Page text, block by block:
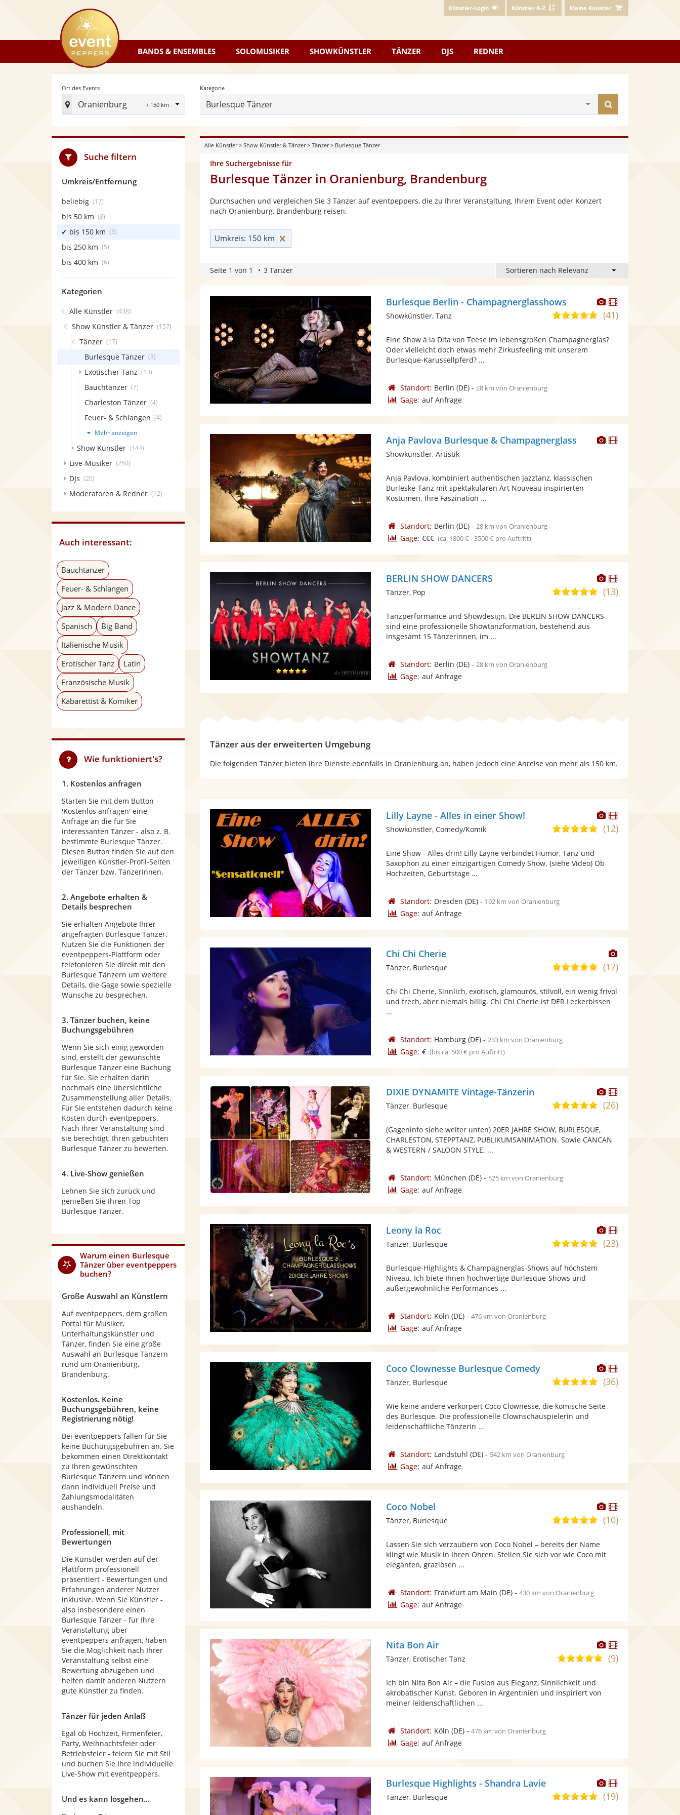
Künstler-Login Künstler A-Z Meine Künstler
eventpeppers
BANDS & ENSEMBLES SOLOMUSIKER SHOWKÜNSTLER TÄNZER DJS REDNER
Ort des Events
Oranienburg
Radius
Ort
Events
festlegen
Kategorie
Burlesque Tänzer
finden
Alle Künstler> Show Künstler & Tänzer> Tänzer> Burlesque Tänzer
Ihre Suchergebnisse für
Burlesque Tänzer in Oranienburg, Brandenburg
Durchsuchen und vergleichen Sie 3 Tänzer auf eventpeppers, die zu Ihrer Veranstaltung, Ihrem Event oder Konzert
nach Oranienburg, Brandenburg reisen.
Umkreis: 150 km
Seite 1 von 1 3 Tänzer
Dieser
Künstler
stellt
bereit.
Dieser
Künstler
Burlesque Berlin - Champagnerglasshows
5,0
5
(41)
Showkünstler, Tanz
Eine Show à la Dita von Teese im lebensgroßen Champagnerglas?
Oder vielleicht doch etwas mehr Zirkusfeeling mit unserem
Burlesque-Karussellpferd? ...
Standort: Berlin (DE)- 28 km von Oranienburg
Gage: auf Anfrage
DieserDieser
Anja Pavlova Burlesque & Champagnerglass
Showkünstler, Artistik
Anja Pavlova, kombiniert authentischen Jazztanz, klassischen
Burleske-Tanz mit spektakulären Art Nouveau inspirierten
Kostümen. Ihre Faszination ...
Standort: Berlin (DE)- 28 km von Oranienburg
Gage: €€€ (ca. 1800 € - 3500 € pro Auftritt)
Dieser
Künstler
stellt
Dieser
Künstler
BERLIN SHOW DANCERS
5,0
5
(13)
Tänzer, Pop
Tanzperformance und Showdesign. Die BERLIN SHOW DANCERS
sind eine professionelle Showtanzformation, bestehend aus
insgesamt 15 Tänzerinnen, im ...
Standort: Berlin (DE)- 28 km von Oranienburg
Gage: auf Anfrage
Tänzer aus der erweiterten Umgebung
Die folgenden Tänzer bieten ihre Dienste ebenfalls in Oranienburg an, haben jedoch eine Anreise von mehr als 150 km.
Dieser
Künstler
stellt
Dieser
Künstler
Lilly Layne - Alles in einer Show!
5,0
Sternen
(12)
Showkünstler, Comedy/Komik
Eine Show - Alles drin! Lilly Layne verbindet Humor, Tanz und
Saxophon zu einer einzigartigen Comedy Show. (siehe Video) Ob
Hochzeiten, Geburtstage ...
Standort: Dresden (DE)- 192 km von Oranienburg
Gage: auf Anfrage
Dieser
Künstler
Chi Chi Cherie
4,8
5
Sternen
(17)
Tänzer, Burlesque
Chi Chi Cherie, Sinnlich, exotisch, glamourös, stilvoll, ein wenig frivol
und frech, aber niemals billig. Chi Chi Cherie ist DER Leckerbissen
...
Standort: Hamburg(DE)- 233 km von Oranienburg
Gage: € (bis ca. 500 € pro Auftritt)
Dieser
Künstler
stellt
bereit.
Dieser
Künstler
DIXIE DYNAMITE Vintage-Tänzerin
5,0
5
Sternen
(26)
Tänzer, Burlesque
(Gageninfo siehe weiter unten) 20ER JAHRE SHOW, BURLESQUE,
CHARLESTON, STEPPTANZ, PUBLIKUMSANIMATION. Sowie CANCAN
& WESTERN / SALOON STYLE. ...
Standort: München (DE)- 525 km von Oranienburg
Gage: auf Anfrage
Dieser
Künstler
stellt
Dieser
Künstler
Leony la Roc
5,0(23)
Tänzer, Burlesque
Burlesque-Highlights & Champagnerglas-Shows auf höchstem
Niveau. Ich biete Ihnen hochwertige Burlesque-Shows und
außergewöhnliche Performances ...
Standort: Köln (DE)- 476 km von Oranienburg
Gage: auf Anfrage
Dieser
Künstler
stellt
Dieser
Künstler
Coco Clownesse Burlesque Comedy
5,0
5
(36)
Tänzer, Burlesque
Wie keine andere verkörpert Coco Clownesse, die komische Seite
des Burlesque. Die professionelle Clownschauspielerin und
leidenschaftliche Tänzerin ...
Standort: Landstuhl (DE)- 542 km von Oranienburg
Gage: auf Anfrage
Dieser
Künstler
stellt
Dieser
Künstler
Coco Nobel
5,0
5
Sternen
(10)
Tänzer, Burlesque
Lassen Sie sich verzaubern von Coco Nobel – bereits der Name
klingt wie Musik in Ihren Ohren. Stellen Sie sich vor wie Coco mit
eleganten, graziösen ...
Standort: Frankfurt am Main (DE)- 430 km von Oranienburg
Gage: auf Anfrage
Dieser
Künstler
stellt
Dieser
Künstler
Nita Bon Air
4,8(9)
Tänzer, Erotischer Tanz
Ich bin Nita Bon Air – die Fusion aus Eleganz, Sinnlichkeit und
akrobatischer Kunst. Geboren in Argentinien und inspiriert von
meiner leidenschaftlichen ...
Standort: Köln (DE)- 476 km von Oranienburg
Gage: auf Anfrage
Dieser
Künstler
stellt
Dieser
Künstler
Burlesque Highlights - Shandra Lavie
5,0(19)
Tänzer, Burlesque
Suche filtern
Umkreis/Entfernung
beliebig (17)
bis 50 km (3)
bis 150 km (3)
bis 250 km (5)
bis 400 km (6)
Kategorien
Alle Künstler (438)
Show Künstler & Tänzer (157)
Tänzer (17)
Burlesque Tänzer (3)
Exotischer Tanz (13)
Bauchtänzer (7)
Charleston Tänzer (4)
Feuer- & Schlangen (4)
Mehr anzeigen
Show Künstler (144)
Live-Musiker (250)
DJs (20)
Moderatoren & Redner (12)
Auch interessant:
Bauchtänzer
Feuer- & Schlangen
Jazz & Modern Dance
Spanisch
Big Band
Italienische Musik
Erotischer Tanz
Latin
Französische Musik
Kabarettist & Komiker
Wie funktioniert's?
1. Kostenlos anfragen
Starten Sie mit dem Button
'Kostenlos anfragen' eine
Anfrage an die für Sie
interessanten Tänzer - also z. B.
bestimmte Burlesque Tänzer.
Diesen Button finden Sie auf den
jeweiligen Künstler-Profil-Seiten
der Tänzer bzw. Tänzerinnen.
2. Angebote erhalten &
Details besprechen
Sie erhalten Angebote Ihrer
angefragten Burlesque Tänzer.
Nutzen Sie die Funktionen der
eventpeppers-Plattform oder
telefonieren Sie direkt mit den
Burlesque Tänzern um weitere
Details, die Gage sowie spezielle
Wünsche zu besprechen.
3. Tänzer buchen, keine
Buchungsgebühren
Wenn Sie sich einig geworden
sind, erstellt der gewünschte
Burlesque Tänzer eine Buchung
für Sie. Sie erhalten darin
nochmals eine übersichtliche
Zusammenstellung aller Details.
Für Sie entstehen dadurch keine
Kosten durch eventpeppers.
Nach Ihrer Veranstaltung sind
sie berechtigt, Ihren gebuchten
Burlesque Tänzer zu bewerten.
4. Live-Show genießen
Lehnen Sie sich zurück und
genießen Sie Ihren Top
Burlesque Tänzer.
Warum einen Burlesque
Tänzerüber eventpeppers
buchen?
Große Auswahl an Künstlern
Auf eventpeppers, dem großen
Portal für Musiker,
Unterhaltungskünstler und
Tänzer, finden Sie eine große
Auswahl an Burlesque Tänzern
rund um Oranienburg,
Brandenburg.
Kostenlos. Keine
Buchungsgebühren, keine
Registrierung nötig!
Bei eventpeppers fallen für Sie
keine Buchungsgebühren an. Sie
bekommen einen Direktkontakt
zu Ihren gewünschten
Burlesque Tänzern und können
dann individuell Preise und
Zahlungsmodalitäten
aushandeln.
Professionell, mit
Bewertungen
Die Künstler werden auf der
Plattform professionell
präsentiert - Bewertungen und
Erfahrungen anderer Nutzer
inklusive. Wenn Sie Künstler -
also insbesondere einen
Burlesque Tänzer - für Ihre
Veranstaltung über
eventpeppers anfragen, haben
Sie die Möglichkeit nach Ihrer
Veranstaltung selbst eine
Bewertung abzugeben und
helfen damit anderen Nutzern
gute Künstler zu finden.
Tänzer für jeden Anlaß
Egal ob Hochzeit, Firmenfeier,
Party, Weihnachtsfeier oder
Betriebsfeier - feiern Sie mit Stil
und buchen Sie Ihre individuelle
Live-Show mit eventpeppers.
Und es kann losgehen...